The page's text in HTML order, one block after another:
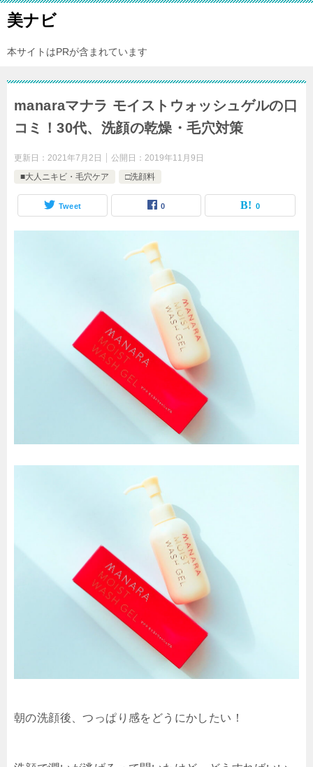
美ナビ
本サイトはPRが含まれています
manaraマナラ モイストウォッシュゲルの口
コミ！30代、洗顔の乾燥・毛穴対策
更新日： 2021年7月2日 公開日： 2019年11月9日
■大人ニキビ・毛穴ケア
□洗顔料
Tweet 0 0
朝の洗顔後、つっぱり感をどうにかしたい！